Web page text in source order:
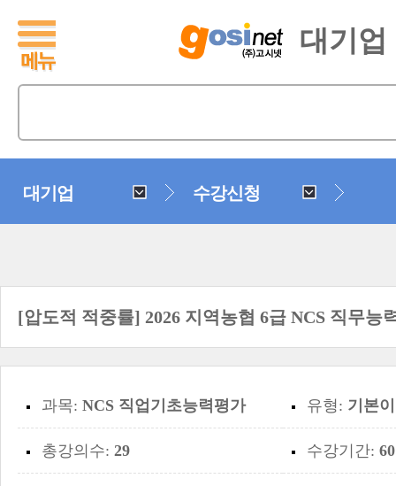
대기업
대기업 수강신청
[압도적 적중률] 2026 지역농협 6급 NCS 직무능
과목: NCS 직업기초능력평가 유형: 기본
총강의수: 29 수강기간: